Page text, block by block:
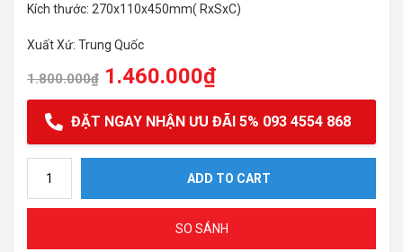
Kích thước: 270x110x450mm( RxSxC)
Xuất Xứ: Trung Quốc
1.800.000₫ 1.460.000₫
ĐẶT NGAY NHẬN ƯU ĐÃI 5% 093 4554 868
ADD TO CART
SO SÁNH